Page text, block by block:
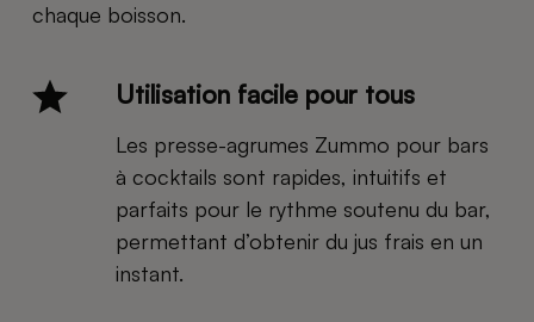
chaque boisson.
Utilisation facile pour tous
Les presse-agrumes Zummo pour bars
à cocktails sont rapides, intuitifs et
parfaits pour le rythme soutenu du bar,
permettant d’obtenir du jus frais en un
instant.